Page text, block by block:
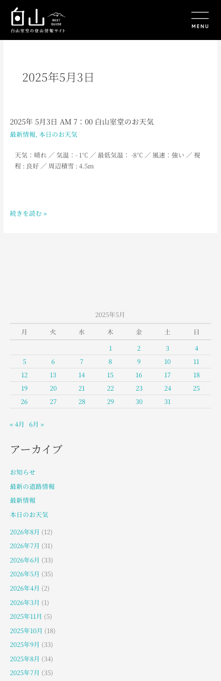
2025年5月3日
2025年 5月3日 AM 7：00 白山室堂のお天気
最新情報, 本日のお天気
天気：晴れ ／ 気温：- 1℃ ／ 最低気温： -8℃ ／ 風速：強い ／ 視
程 : 良好 ／ 周辺積雪 : 4.5m
2025
年
月
00
続きを読む »
2025年5月
月
火 水 木 金 土
日
1
2 3
4
5
6 7 8 9 10
11
12
13 14 15 16 17
18
19
20 21 22 23 24
25
26
27 28 29 30 31
« 4月 6月 »
アーカイブ
お知らせ
最新の道路情報
最新情報
本日のお天気
2026年8月 (12)
2026年7月 (31)
2026年6月 (33)
2026年5月 (35)
2026年4月 (2)
2026年3月 (1)
2025年11月 (5)
2025年10月 (18)
2025年9月 (33)
2025年8月 (34)
2025年7月 (35)